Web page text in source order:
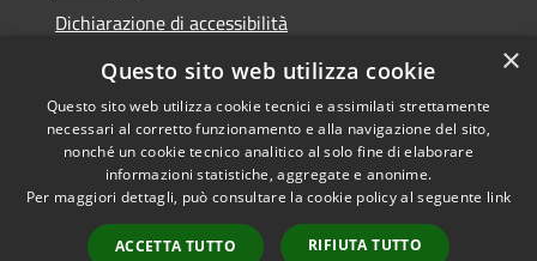
Dichiarazione di accessibilità
Area riservata dipendenti
Accessibilità
Copyright © 2026 • Comune di
Pedrengo • Powered by
Municipium•
Accesso
×
Questo sito web utilizza cookie
Questo sito web utilizza cookie tecnici e assimilati strettamente
necessari al corretto funzionamento e alla navigazione del sito,
nonché un cookie tecnico analitico al solo fine di elaborare
informazioni statistiche, aggregate e anonime.
Per maggiori dettagli, può consultare la cookie policy al seguente link
ACCETTA TUTTO RIFIUTA TUTTO